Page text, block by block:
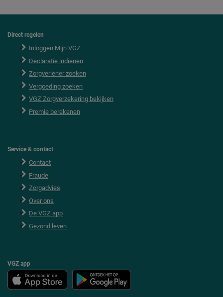
Direct regelen
Inloggen Mijn VGZ
Declaratie indienen
Zorgverlener zoeken
Vergoeding zoeken
VGZ Zorgverzekering bekijken
Premie berekenen
Service & contact
Contact
Fraude
Zorgadvies
Over ons
De VGZ app
Gezond leven
VGZ app